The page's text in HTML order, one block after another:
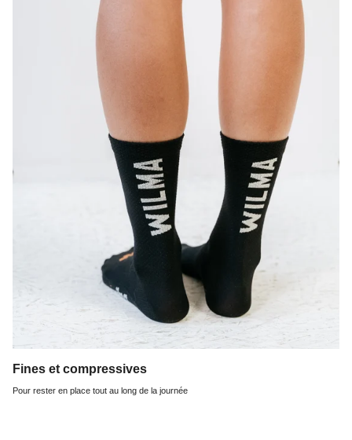
Fines et compressives
Pour rester en place tout au long de la journée